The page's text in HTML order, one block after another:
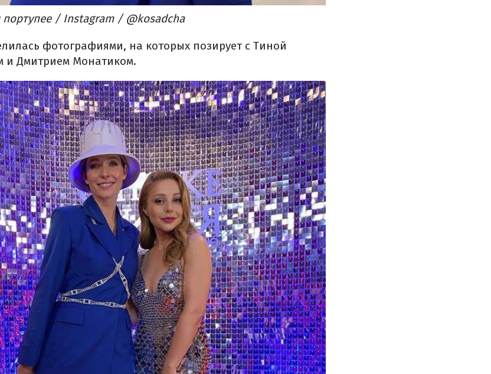
/ Instagram / @kosadcha
фотографиями, на которых позирует с Тиной
и Дмитрием Монатиком.